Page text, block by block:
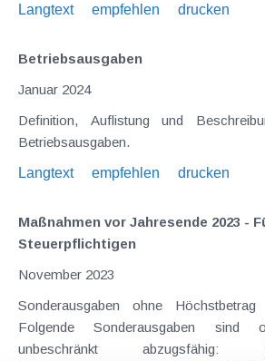
Langtext
empfehlen drucken
Betriebsausgaben
Januar 2024
Definition, Auflistung und
Betriebsausgaben.
Langtext
empfehlen drucken
Maßnahmen vor Jahresende 2023 -
Steuerpflichtigen
November 2023
Sonderausgaben ohne Höchstbetrag
Folgende Sonderausgaben sind
unbeschränkt abzugsfähig: